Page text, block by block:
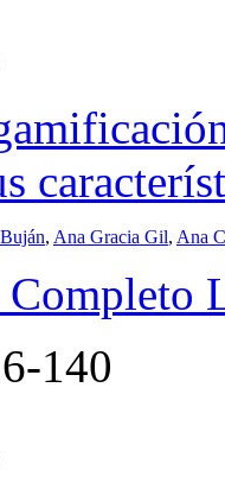
, Ana Gracia Gil, Ana
Completo
140